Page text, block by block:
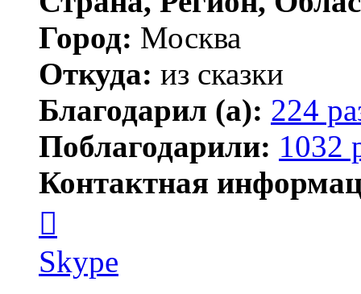
Город: Москва
Откуда: из сказки
Благодарил (а): 224
Поблагодарили: 1032
Контактная
пользователя
Kirilliq
Skype